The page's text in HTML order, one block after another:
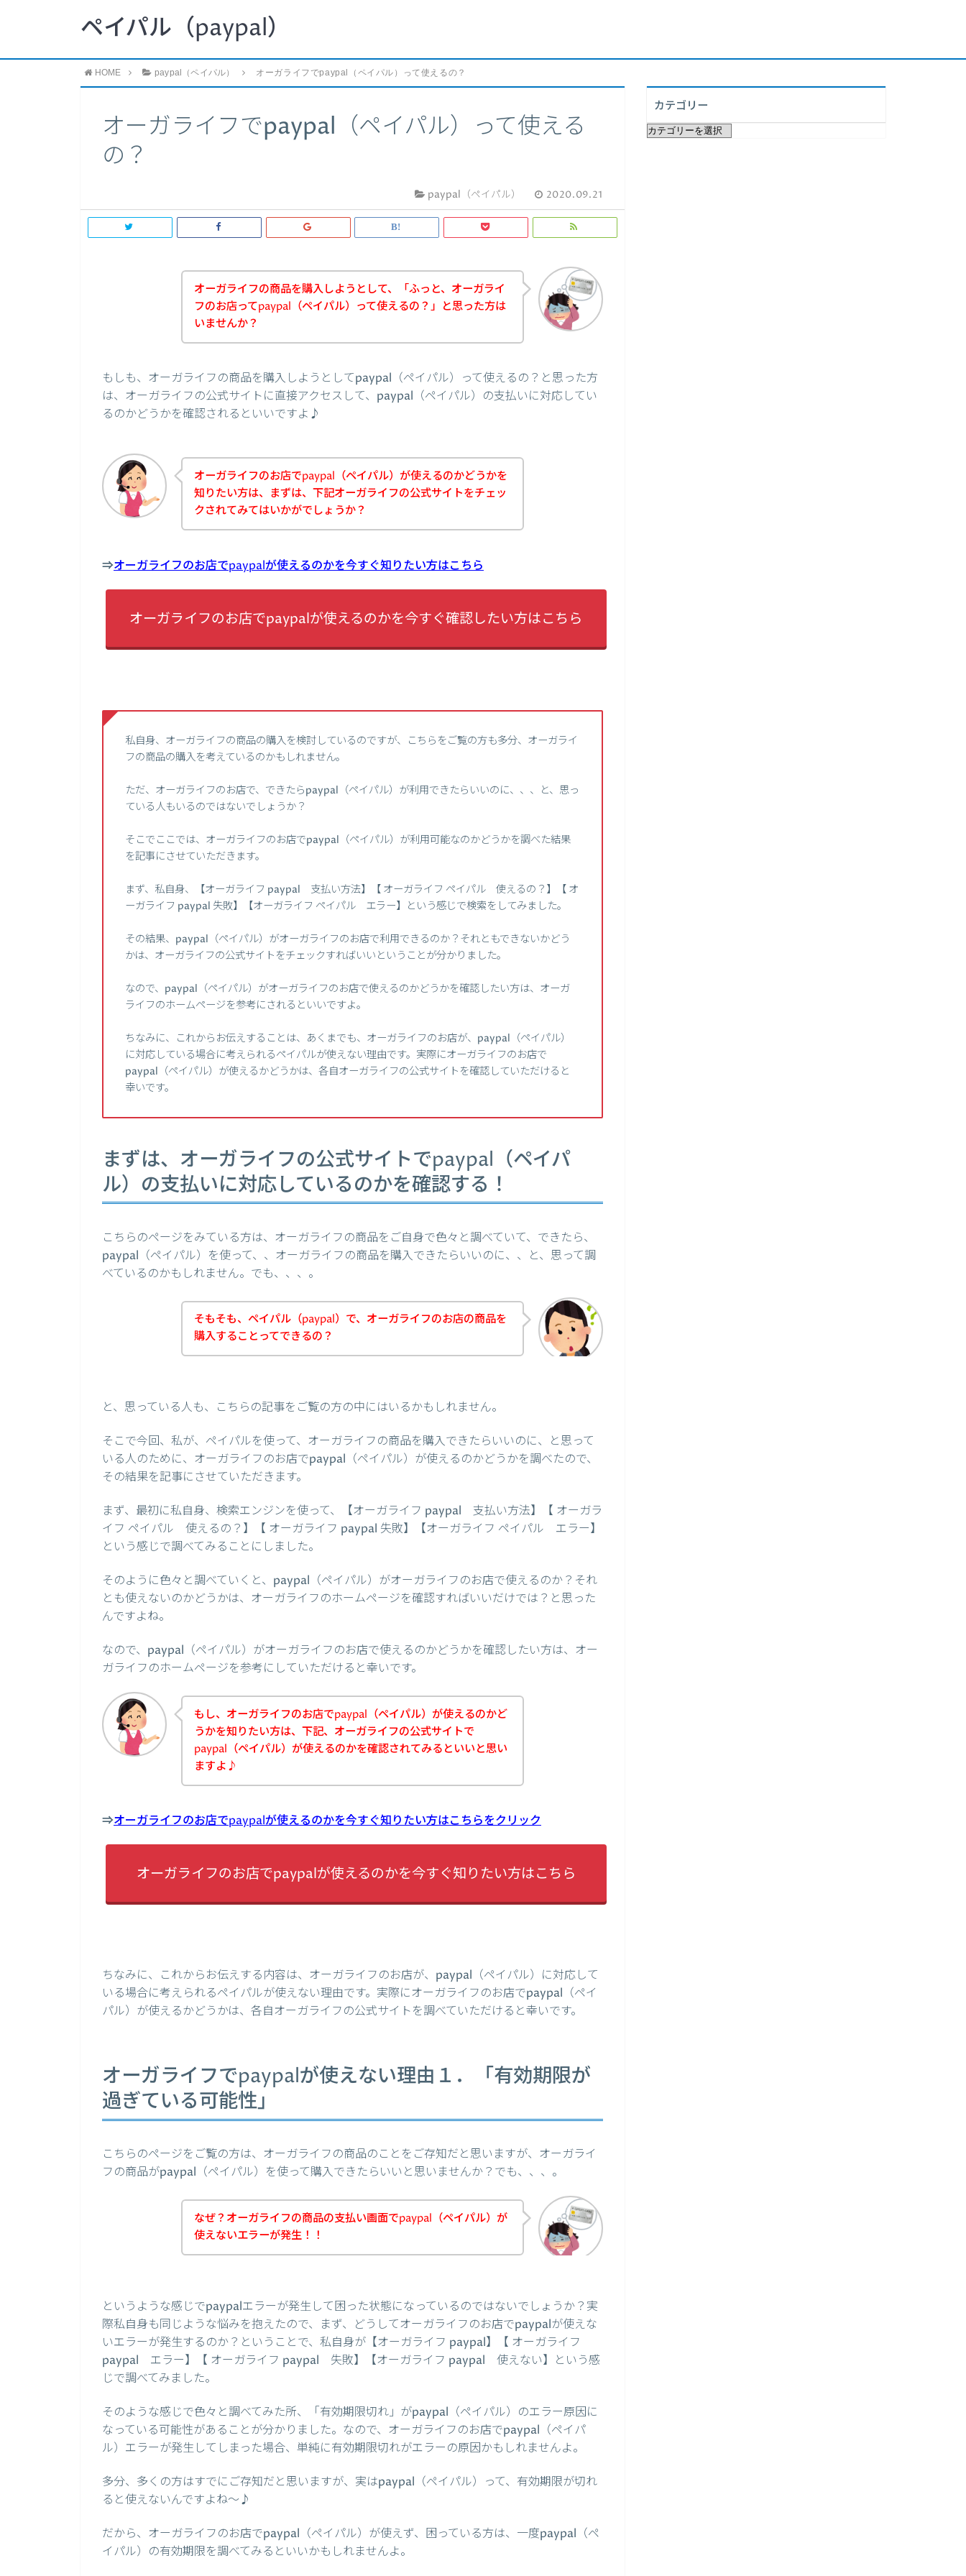
ペイパル（paypal）
HOME paypal（ペイパル） オーガライフでpaypal（ペイパル）って使えるの？
オーガライフでpaypal（ペイパル）って使える
の？
paypal（ペイパル） 2020.09.21
オーガライフの商品を購入しようとして、「ふっと、オーガライ
フのお店ってpaypal（ペイパル）って使えるの？」と思った方は
いませんか？
もしも、オーガライフの商品を購入しようとしてpaypal（ペイパル）って使えるの？と思った方
は、オーガライフの公式サイトに直接アクセスして、paypal（ペイパル）の支払いに対応してい
るのかどうかを確認されるといいですよ♪
オーガライフのお店でpaypal（ペイパル）が使えるのかどうかを
知りたい方は、まずは、下記オーガライフの公式サイトをチェッ
クされてみてはいかがでしょうか？
⇒オーガライフのお店でpaypalが使えるのかを今すぐ知りたい方はこちら
オーガライフのお店でpaypalが使えるのかを今すぐ確認したい方はこちら
私自身、オーガライフの商品の購入を検討しているのですが、こちらをご覧の方も多分、オーガライ
フの商品の購入を考えているのかもしれません。
ただ、オーガライフのお店で、できたらpaypal（ペイパル）が利用できたらいいのに、、、と、思っ
ている人もいるのではないでしょうか？
そこでここでは、オーガライフのお店でpaypal（ペイパル）が利用可能なのかどうかを調べた結果
を記事にさせていただきます。
まず、私自身、【オーガライフ paypal 支払い方法】【 オーガライフ ペイパル 使えるの？】【 オ
ーガライフ paypal 失敗】【オーガライフ ペイパル エラー】という感じで検索をしてみました。
その結果、paypal（ペイパル）がオーガライフのお店で利用できるのか？それともできないかどう
かは、オーガライフの公式サイトをチェックすればいいということが分かりました。
なので、paypal（ペイパル）がオーガライフのお店で使えるのかどうかを確認したい方は、オーガ
ライフのホームページを参考にされるといいですよ。
ちなみに、これからお伝えすることは、あくまでも、オーガライフのお店が、paypal（ペイパル）
に対応している場合に考えられるペイパルが使えない理由です。実際にオーガライフのお店で
paypal（ペイパル）が使えるかどうかは、各自オーガライフの公式サイトを確認していただけると
幸いです。
まずは、オーガライフの公式サイトでpaypal（ペイパ
ル）の支払いに対応しているのかを確認する！
こちらのページをみている方は、オーガライフの商品をご自身で色々と調べていて、できたら、
paypal（ペイパル）を使って、、オーガライフの商品を購入できたらいいのに、、と、思って調
べているのかもしれません。でも、、、。
そもそも、ペイパル（paypal）で、オーガライフのお店の商品を
購入することってできるの？
と、思っている人も、こちらの記事をご覧の方の中にはいるかもしれません。
そこで今回、私が、ペイパルを使って、オーガライフの商品を購入できたらいいのに、と思って
いる人のために、オーガライフのお店でpaypal（ペイパル）が使えるのかどうかを調べたので、
その結果を記事にさせていただきます。
まず、最初に私自身、検索エンジンを使って、【オーガライフ paypal 支払い方法】【 オーガラ
イフ ペイパル 使えるの？】【 オーガライフ paypal 失敗】【オーガライフ ペイパル エラー】
という感じで調べてみることにしました。
そのように色々と調べていくと、paypal（ペイパル）がオーガライフのお店で使えるのか？それ
とも使えないのかどうかは、オーガライフのホームページを確認すればいいだけでは？と思った
んですよね。
なので、paypal（ペイパル）がオーガライフのお店で使えるのかどうかを確認したい方は、オー
ガライフのホームページを参考にしていただけると幸いです。
もし、オーガライフのお店でpaypal（ペイパル）が使えるのかど
うかを知りたい方は、下記、オーガライフの公式サイトで
paypal（ペイパル）が使えるのかを確認されてみるといいと思い
ますよ♪
⇒オーガライフのお店でpaypalが使えるのかを今すぐ知りたい方はこちらをクリック
オーガライフのお店でpaypalが使えるのかを今すぐ知りたい方はこちら
ちなみに、これからお伝えする内容は、オーガライフのお店が、paypal（ペイパル）に対応して
いる場合に考えられるペイパルが使えない理由です。実際にオーガライフのお店でpaypal（ペイ
パル）が使えるかどうかは、各自オーガライフの公式サイトを調べていただけると幸いです。
オーガライフでpaypalが使えない理由１．「有効期限が
過ぎている可能性」
こちらのページをご覧の方は、オーガライフの商品のことをご存知だと思いますが、オーガライ
フの商品がpaypal（ペイパル）を使って購入できたらいいと思いませんか？でも、、、。
なぜ？オーガライフの商品の支払い画面でpaypal（ペイパル）が
使えないエラーが発生！！
というような感じでpaypalエラーが発生して困った状態になっているのではないでしょうか？実
際私自身も同じような悩みを抱えたので、まず、どうしてオーガライフのお店でpaypalが使えな
いエラーが発生するのか？ということで、私自身が【オーガライフ paypal】【 オーガライフ
paypal エラー】【 オーガライフ paypal 失敗】【オーガライフ paypal 使えない】という感
じで調べてみました。
そのような感じで色々と調べてみた所、「有効期限切れ」がpaypal（ペイパル）のエラー原因に
なっている可能性があることが分かりました。なので、オーガライフのお店でpaypal（ペイパ
ル）エラーが発生してしまった場合、単純に有効期限切れがエラーの原因かもしれませんよ。
多分、多くの方はすでにご存知だと思いますが、実はpaypal（ペイパル）って、有効期限が切れ
ると使えないんですよね～♪
だから、オーガライフのお店でpaypal（ペイパル）が使えず、困っている方は、一度paypal（ペ
イパル）の有効期限を調べてみるといいかもしれませんよ。
カテゴリー